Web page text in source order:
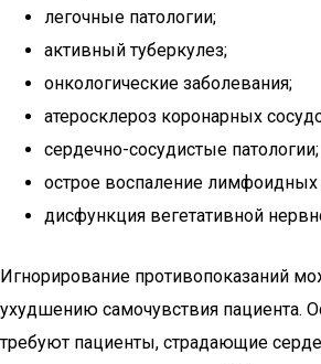
легочные патологии;
активный туберкулез;
онкологические заболевания;
атеросклероз коронарных
сердечно-сосудистые патологии;
острое воспаление лимфоидных
дисфункция вегетативной
Игнорирование противопоказаний
ухудшению самочувствия пациента.
требуют пациенты, страдающие